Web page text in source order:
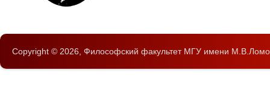
Copyright © 2026, Философский факультет МГУ имени